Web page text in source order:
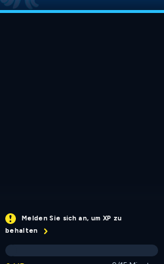
Melden Sie sich an, um XP zu
behalten